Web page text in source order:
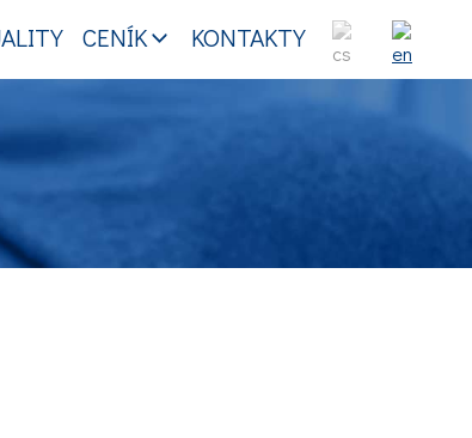
CENÍK KONTAKTY